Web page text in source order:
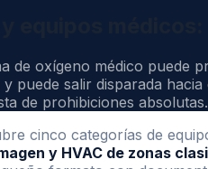
de oxígeno médico
puede salir disparada
de prohibiciones absolutas.
cinco categorías de
y HVAC de zonas